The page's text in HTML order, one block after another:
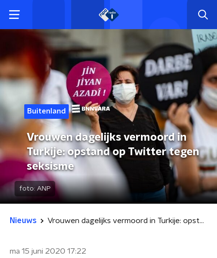
Buitenland
Vrouwen dagelijks vermoord in
Turkije: opstand op Twitter tegen
seksisme
foto: ANP
Nieuws Vrouwen dagelijks vermoord in Turkije: opstand op Twitter tegen seksisme
ma 15 juni 2020 17:22